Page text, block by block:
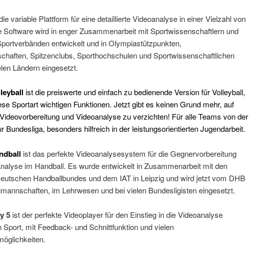
variable Plattform für eine detaillierte Videoanalyse in einer Vielzahl von
Software wird in enger Zusammenarbeit mit Sportwissenschaftlern und
entwickelt und in Olympiastützpunkten,
Spitzenclubs, Sporthochschulen und Sportwissenschaftlichen
Ländern eingesetzt.
ist die preiswerte und einfach zu bedienende Version für Volleyball,
Sportart wichtigen Funktionen. Jetzt gibt es keinen Grund mehr, auf
und Videoanalyse zu verzichten! Für alle Teams von der
Bundesliga, besonders hilfreich in der leistungsorientierten Jugendarbeit.
ist das perfekte Videoanalysesystem für die Gegnervorbereitung
im Handball. Es wurde entwickelt in Zusammenarbeit mit den
Handballbundes und dem IAT in Leipzig und wird jetzt vom DHB
im Lehrwesen und bei vielen Bundesligisten eingesetzt.
5 ist der perfekte Videoplayer für den Einstieg in die Videoanalyse
Sport, mit Feedback- und Schnittfunktion und vielen